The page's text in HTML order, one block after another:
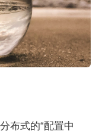
布式的“配置中